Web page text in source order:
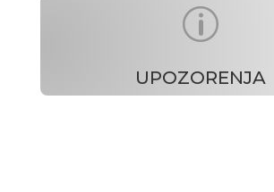
p
UPOZORENJA